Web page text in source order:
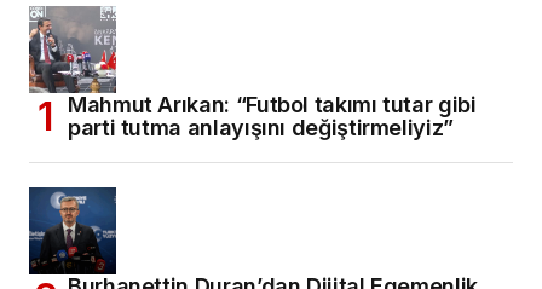
Mahmut Arıkan: “Futbol takımı tutar gibi
parti tutma anlayışını değiştirmeliyiz”